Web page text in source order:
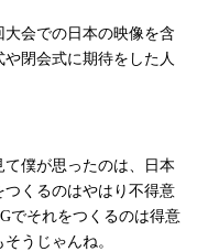
会での日本の映像を含
閉会式に期待をした人
僕が思ったのは、日本
くるのはやはり不得意
でそれをつくるのは得意
うじゃんね。